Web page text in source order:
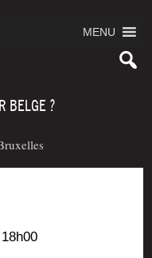
MENU
BELGE ?